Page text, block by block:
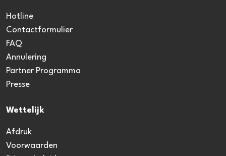
Hotline
Contactformulier
FAQ
Annulering
Partner Programma
Presse
Wettelijk
Afdruk
Voorwaarden